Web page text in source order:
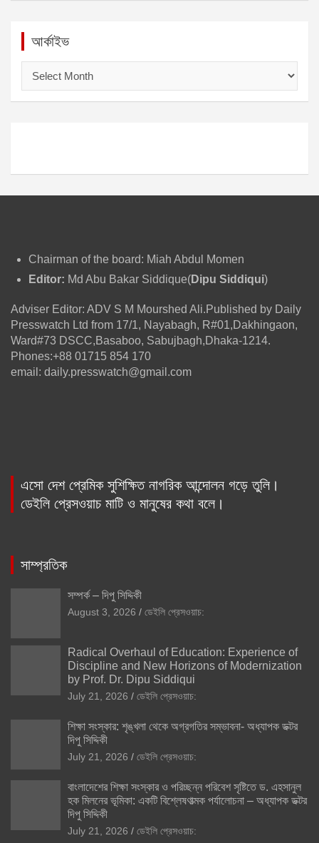
আর্কাইভ
ই
Chairman of the board: Miah Abdul Momen
Editor: Md Abu Bakar Siddique(Dipu Siddiqui)
Adviser Editor: ADV S M Mourshed Ali.Published by Daily
Presswatch Ltd from 17/1, Nayabagh, R#01,Dakhingaon,
Ward#73 DSCC,Basaboo, Sabujbagh,Dhaka-1214.
Phones:+88 01715 854 170
email: daily.presswatch@gmail.com
এসো দেশ প্রেমিক সুশিক্ষিত নাগরিক আন্দোলন গড়ে তুলি।
ডেইলি প্রেসওয়াচ মাটি ও মানুষের কথা বলে।
সাম্প্রতিক
সম্পর্ক – দিপু সিদ্দিকী
August 3, 2026 ডেইলি প্রেসওয়াচ:
Radical Overhaul of Education: Experience of
Discipline and New Horizons of Modernization
by Prof. Dr. Dipu Siddiqui
July 21, 2026 ডেইলি প্রেসওয়াচ:
শিক্ষা সংস্কার: শৃঙ্খলা থেকে অগ্রগতির সম্ভাবনা- অধ্যাপক ডক্টর
দিপু সিদ্দিকী
July 21, 2026 ডেইলি প্রেসওয়াচ:
বাংলাদেশের শিক্ষা সংস্কার ও পরিচ্ছন্ন পরিবেশ সৃষ্টিতে ড. এহসানুল
হক মিলনের ভূমিকা: একটি বিশ্লেষণাত্মক পর্যালোচনা – অধ্যাপক ডক্টর
দিপু সিদ্দিকী
July 21, 2026 ডেইলি প্রেসওয়াচ: